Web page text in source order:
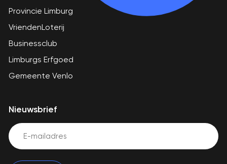
Provincie Limburg
VriendenLoterij
Businessclub
Limburgs Erfgoed
Gemeente Venlo
Nieuwsbrief
Email
(Vereist)